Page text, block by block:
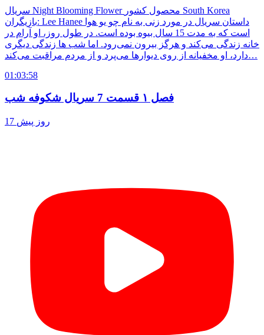
سریال Night Blooming Flower محصول کشور South Korea
بازیگران: Lee Hanee داستان سریال در مورد زنی به نام چو یو هوا
است که به مدت 15 سال بیوه بوده است. در طول روز، او آرام در
خانه زندگی می‌کند و هرگز بیرون نمی‌رود. اما شب ها زندگی دیگری
دارد، او مخفیانه از روی دیوارها می‌پرد و از مردم مراقبت می‌کند…
01:03:58
فصل ۱ قسمت 7 سریال شکوفه شب
17 روز پیش